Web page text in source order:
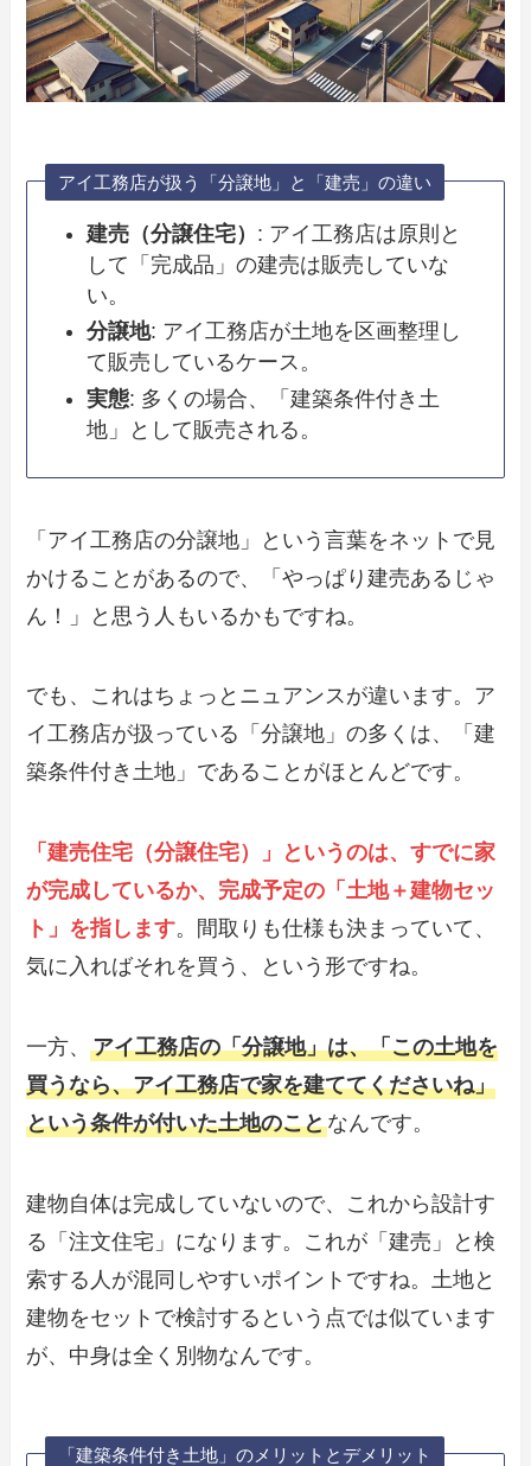
アイ工務店が扱う「分譲地」と「建売」の違い
建売（分譲住宅） : アイ工務店は原則と
して「完成品」の建売は販売していな
い。
分譲地: アイ工務店が土地を区画整理し
て販売しているケース。
実態: 多くの場合、「建築条件付き土
地」として販売される。
「アイ工務店の分譲地」という言葉をネットで見
かけることがあるので、「やっぱり建売あるじゃ
ん！」と思う人もいるかもですね。
でも、これはちょっとニュアンスが違います。ア
イ工務店が扱っている「分譲地」の多くは、「建
築条件付き土地」であることがほとんどです。
「建売住宅（分譲住宅）」というのは、すでに家
が完成しているか、完成予定の「土地＋建物セッ
ト」を指します。間取りも仕様も決まっていて、
気に入ればそれを買う、という形ですね。
一方、アイ工務店の「分譲地」は、「この土地を
買うなら、アイ工務店で家を建ててくださいね」
という条件が付いた土地のことなんです。
建物自体は完成していないので、これから設計す
る「注文住宅」になります。これが「建売」と検
索する人が混同しやすいポイントですね。土地と
建物をセットで検討するという点では似ています
が、中身は全く別物なんです。
「建築条件付き土地」のメリットとデメリット